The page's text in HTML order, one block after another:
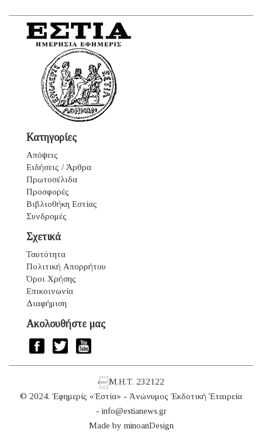
Κατηγορίες
Απόψεις
Ειδήσεις / Άρθρα
Πρωτοσέλιδα
Προσφορές
Βιβλιοθήκη Εστίας
Συνδρομές
Σχετικά
Ταυτότητα
Πολιτική Απορρήτου
Όροι Χρήσης
Επικοινωνία
Διαφήμιση
Ακολουθήστε μας
Μ.Η.Τ. 232122
© 2024. Ἐφημερίς «Ἑστία» - Ἀνώνυμος Ἐκδοτική Ἑταιρεία
- info@estianews.gr
Made by minoanDesign